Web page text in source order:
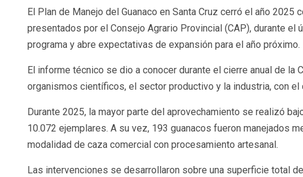
El Plan de Manejo del Guanaco en Santa Cruz cerró el año
presentados por el Consejo Agrario Provincial (CAP), durante
programa y abre expectativas de expansión para el año próximo.
El informe técnico se dio a conocer durante el cierre anual de
organismos científicos, el sector productivo y la industria, con
Durante 2025, la mayor parte del aprovechamiento se realizó
10.072 ejemplares. A su vez, 193 guanacos fueron manejados
modalidad de caza comercial con procesamiento artesanal.
Las intervenciones se desarrollaron sobre una superficie total